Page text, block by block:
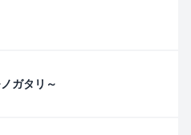
ガタリ～